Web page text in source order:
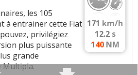
: Essieu arrière refait
171 km/h
12.2 s
140 NM
les 105
à entrainer cette Fiat
privilégiez
plus puissante
grande
Multipla.